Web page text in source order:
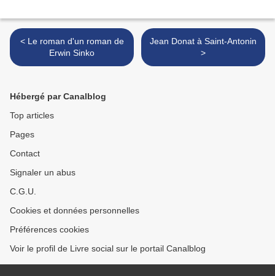
< Le roman d'un roman de
Erwin Sinko
Jean Donat à Saint-Antonin
>
Hébergé par Canalblog
Top articles
Pages
Contact
Signaler un abus
C.G.U.
Cookies et données personnelles
Préférences cookies
Voir le profil de Livre social sur le portail Canalblog